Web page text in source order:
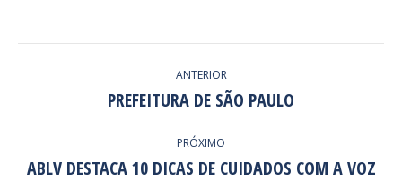
ANTERIOR
Post
PREFEITURA DE SÃO PAULO
PRÓXIMO
Próximo
ABLV DESTACA 10 DICAS DE CUIDADOS COM A VOZ